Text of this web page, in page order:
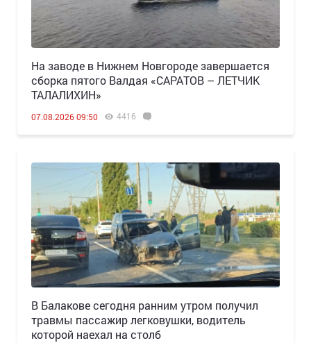
Н️а заводе в Нижнем Новгороде завершается
сборка пятого Валдая «САРАТОВ – ЛЕТЧИК
ТАЛАЛИХИН»
07.08.2026 09:50 4416
В Балакове сегодня ранним утром получил
травмы пассажир легковушки, водитель
которой наехал на столб